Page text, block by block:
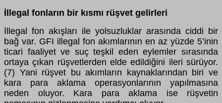
İllegal fonların bir kısmı rüşvet gelirleri
İllegal fon akışları ile yolsuzluklar arasında ciddi bir
bağ var. GFI illegal fon akımlarının en az yüzde 5’inin
ticari faaliyet ve suç teşkil eden eylemler sırasında
ortaya çıkan rüşvetlerden elde edildiğini ileri sürüyor.
(7) Yani rüşvet bu akımların kaynaklarından biri ve
kara para aklama operasyonlarının yapılmasına
neden oluyor. Kara para aklama ise rüşvetin